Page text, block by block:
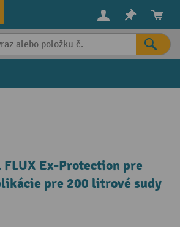
FLUX Ex-Protection pre
pre 200 litrové sudy